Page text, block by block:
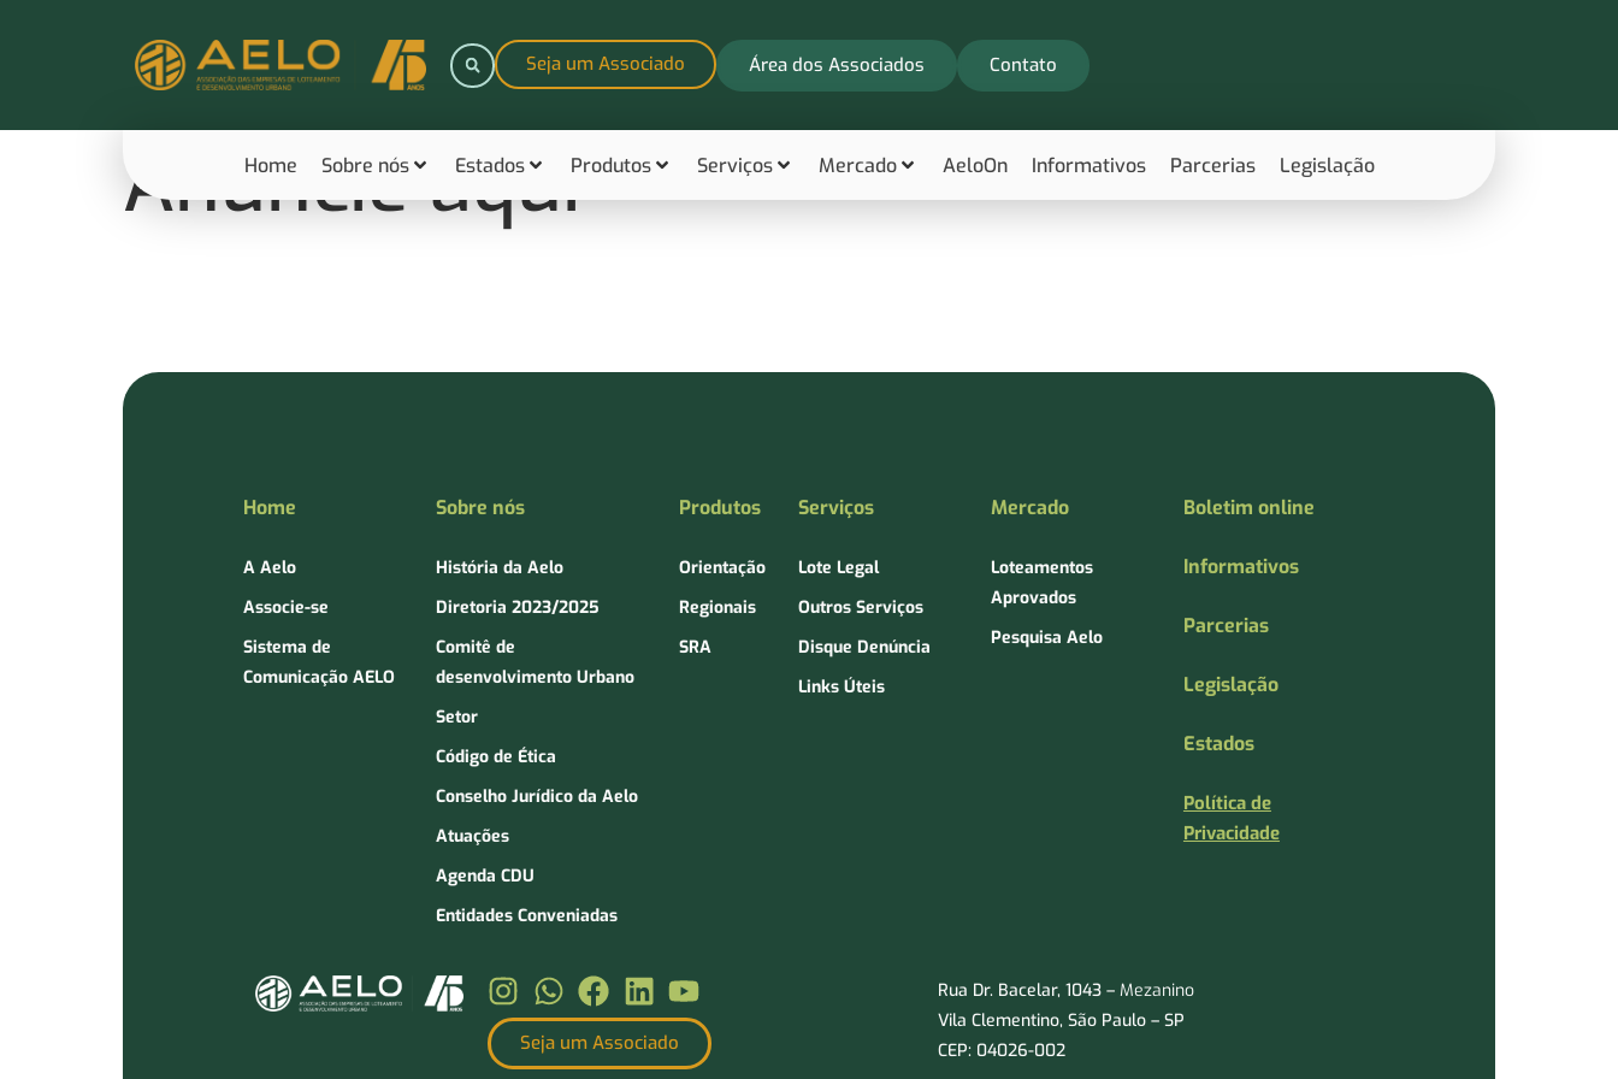
Seja um Associado Área dos Associados Contato
Home Sobre nós Estados Produtos Serviços Mercado AeloOn Informativos Parcerias Legislação
Anuncie aqui
Home
A Aelo
Associe-se
Sistema de
Comunicação AELO
Sobre nós
História da Aelo
Diretoria 2023/2025
Comitê de
desenvolvimento Urbano
Setor
Código de Ética
Conselho Jurídico da Aelo
Atuações
Agenda CDU
Entidades Conveniadas
Produtos
Orientação
Regionais
SRA
Serviços
Lote Legal
Outros Serviços
Disque Denúncia
Links Úteis
Mercado
Loteamentos
Aprovados
Pesquisa Aelo
Boletim online
Informativos
Parcerias
Legislação
Estados
Política de
Privacidade
Seja um Associado
Rua Dr. Bacelar, 1043 – Mezanino
Vila Clementino, São Paulo – SP
CEP: 04026-002